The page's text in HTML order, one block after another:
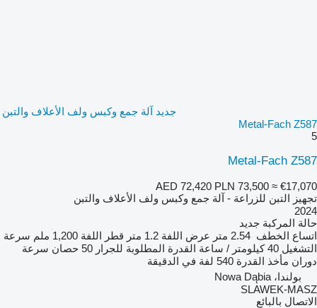
جديد آلة جمع وكبس ولف الأعلاف والتبن
Metal-Fach Z587
5
Metal-Fach Z587
AED 72,420 PLN 73,500 ≈ €17,070
تجهيز التبن للزراعة - آلة جمع وكبس ولف الأعلاف والتبن
2024
حالة المركبة جديد
اتساع الخطف 2.54 متر عرض اللفة 1.2 متر قطر اللفة 1,200 ملم
سرعة
التشغيل 40 كيلومتر / ساعة القدرة المطلوبة للجرار 50 حصان
سرعة
دوران مأخذ القدرة 540 لفة في الدقيقة
بولندا، Nowa Dąbia
SLAWEK-MASZ
الاتصال بالبائع